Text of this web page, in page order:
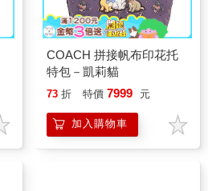
COACH 拼接帆布印花托
特包－凱莉貓
73 折 特價 7999 元
加入購物車